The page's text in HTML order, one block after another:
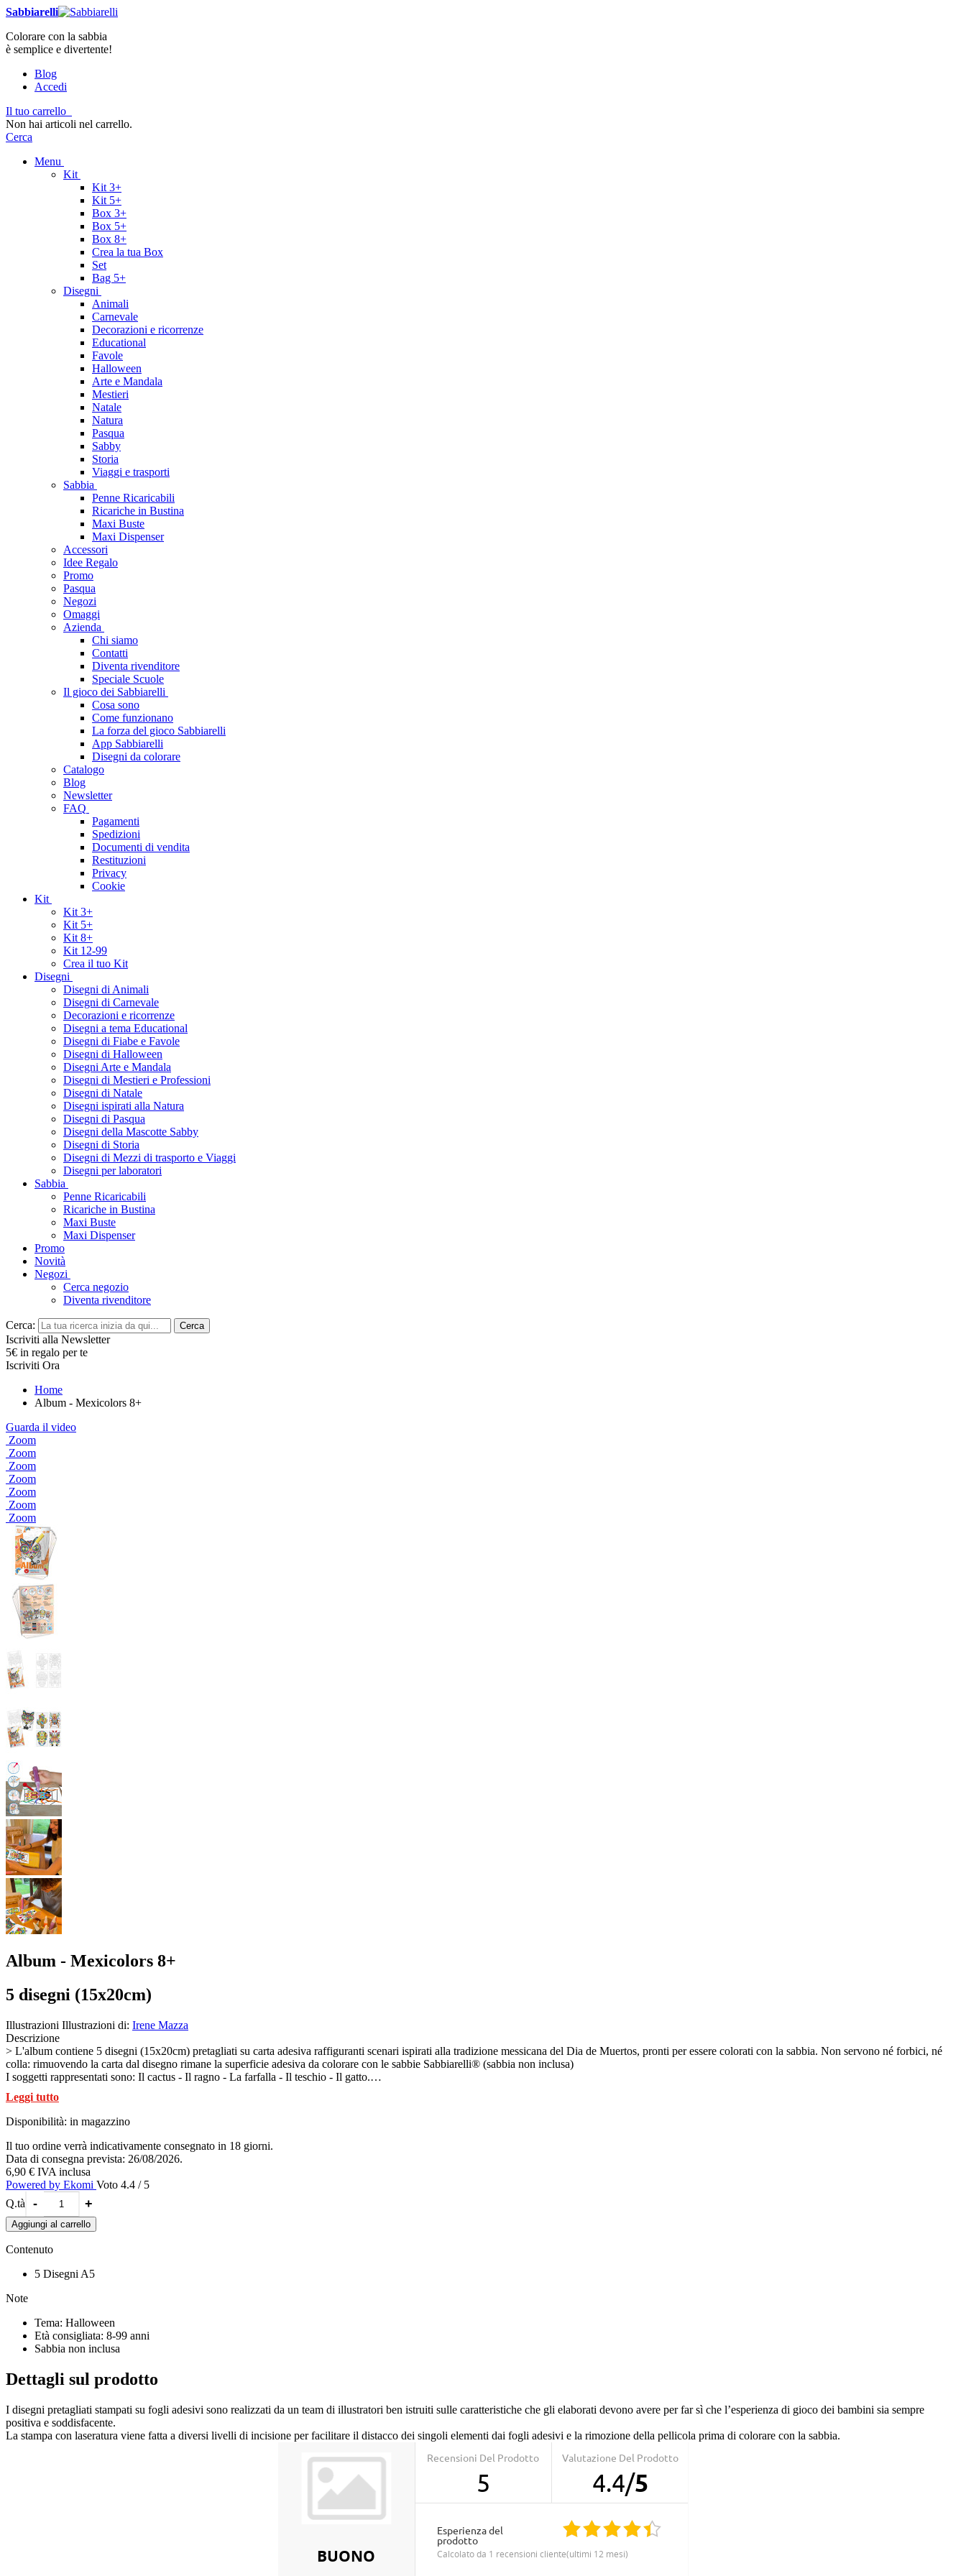
Sabbiarelli
Colorare con la sabbia
è semplice e divertente!
Blog
Accedi
Il tuo carrello
Non hai articoli nel carrello.
Cerca
Menu
Kit
Kit 3+
Kit 5+
Box 3+
Box 5+
Box 8+
Crea la tua Box
Set
Bag 5+
Disegni
Animali
Carnevale
Decorazioni e ricorrenze
Educational
Favole
Halloween
Arte e Mandala
Mestieri
Natale
Natura
Pasqua
Sabby
Storia
Viaggi e trasporti
Sabbia
Penne Ricaricabili
Ricariche in Bustina
Maxi Buste
Maxi Dispenser
Accessori
Idee Regalo
Promo
Pasqua
Negozi
Omaggi
Azienda
Chi siamo
Contatti
Diventa rivenditore
Speciale Scuole
Il gioco dei Sabbiarelli
Cosa sono
Come funzionano
La forza del gioco Sabbiarelli
App Sabbiarelli
Disegni da colorare
Catalogo
Blog
Newsletter
FAQ
Pagamenti
Spedizioni
Documenti di vendita
Restituzioni
Privacy
Cookie
Kit
Kit 3+
Kit 5+
Kit 8+
Kit 12-99
Crea il tuo Kit
Disegni
Disegni di Animali
Disegni di Carnevale
Decorazioni e ricorrenze
Disegni a tema Educational
Disegni di Fiabe e Favole
Disegni di Halloween
Disegni Arte e Mandala
Disegni di Mestieri e Professioni
Disegni di Natale
Disegni ispirati alla Natura
Disegni di Pasqua
Disegni della Mascotte Sabby
Disegni di Storia
Disegni di Mezzi di trasporto e Viaggi
Disegni per laboratori
Sabbia
Penne Ricaricabili
Ricariche in Bustina
Maxi Buste
Maxi Dispenser
Promo
Novità
Negozi
Cerca negozio
Diventa rivenditore
Cerca: Cerca
Iscriviti alla Newsletter
5€ in regalo per te
Iscriviti Ora
Home
Album - Mexicolors 8+
Guarda il video
Zoom
Zoom
Zoom
Zoom
Zoom
Zoom
Zoom
Album - Mexicolors 8+
5 disegni (15x20cm)
Illustrazioni Illustrazioni di: Irene Mazza
Descrizione
> L'album contiene 5 disegni (15x20cm) pretagliati su carta adesiva raffiguranti scenari ispirati alla tradizione messicana del Dia de Muertos, pronti per essere colorati con la sabbia. Non servono né forbici, né
colla: rimuovendo la carta dal disegno rimane la superficie adesiva da colorare con le sabbie Sabbiarelli® (sabbia non inclusa)
I soggetti rappresentati sono: Il cactus - Il ragno - La farfalla - Il teschio - Il gatto.
Una volta colorati con la sabbia, i disegni possono essere usati come cartoline per accompagnare un messaggio o quadretti da appendere nella cameretta, senza ulteriori trattamenti. La sabbia infatti rimane
perfettamente incollata ai disegni.
All'interno dell'album sono presenti le istruzioni con gli esempi colore, ma ogni bambino é libero di colorare scegliendo le tinte che preferisce, dando spazio al proprio estro creativo.
Leggi tutto
Disponibilità: in magazzino
Il tuo ordine verrà indicativamente consegnato in 18 giorni.
Data di consegna prevista: 26/08/2026.
6,90 € IVA inclusa
Powered by Ekomi Voto 4.4 / 5
Q.tà
- +
Aggiungi al carrello
Contenuto
5 Disegni A5
Note
Tema: Halloween
Età consigliata: 8-99 anni
Sabbia non inclusa
Dettagli sul prodotto
I disegni pretagliati stampati su fogli adesivi sono realizzati da un team di illustratori ben istruiti sulle caratteristiche che gli elaborati devono avere per far sì che l’esperienza di gioco dei bambini sia sempre
positiva e soddisfacente.
La stampa con laseratura viene fatta a diversi livelli di incisione per facilitare il distacco dei singoli elementi dai fogli adesivi e la rimozione della pellicola prima di colorare con la sabbia.
BUONO
Recensioni Del Prodotto
5
Valutazione Del Prodotto
4.4/5
Esperienza del
prodotto
calcolato da 1 recensioni cliente(ultimi 12 mesi)